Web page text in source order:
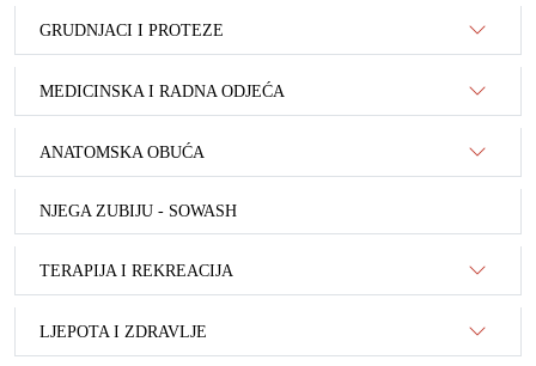
GRUDNJACI I PROTEZE
MEDICINSKA I RADNA ODJEĆA
ANATOMSKA OBUĆA
NJEGA ZUBIJU - SOWASH
TERAPIJA I REKREACIJA
LJEPOTA I ZDRAVLJE